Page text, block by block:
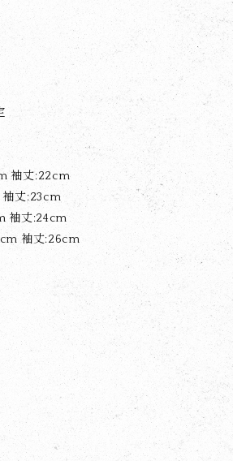
袖丈:22cm
丈:23cm
袖丈:24cm
袖丈:26cm